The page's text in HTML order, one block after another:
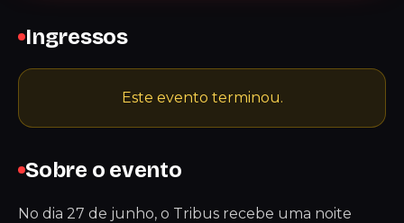
Sobre o evento
No dia 27 de junho, o Tribus recebe uma noite
Ingressos
Este evento terminou.